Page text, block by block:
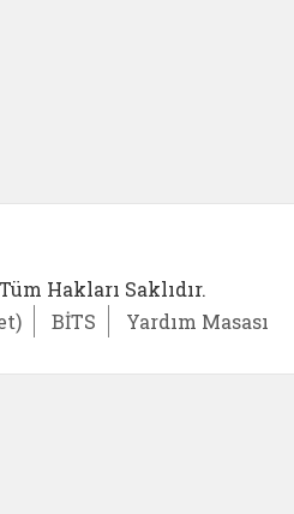
Hakları Saklıdır.
BİTS Yardım Masası